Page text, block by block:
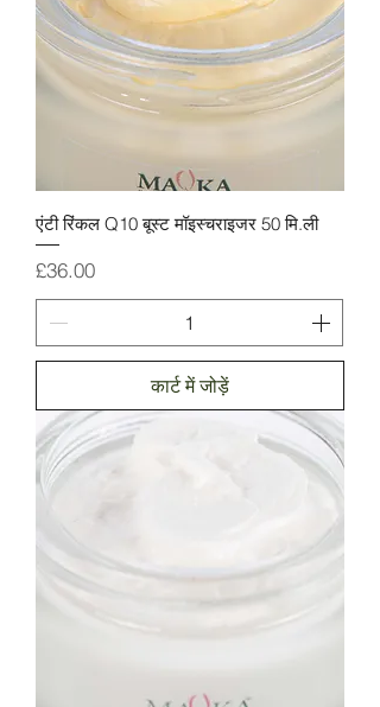
एंटी रिंकल Q10 बूस्ट मॉइस्चराइजर 50 मि.ली
मूल्य
£36.00
कार्ट में जोड़ें